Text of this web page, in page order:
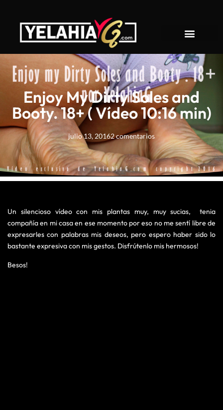
Enjoy My Dirty Soles and
Booty. 18+ ( Vídeo 10:16 min)
julio 13, 20162 comentarios
Un silencioso vídeo con mis plantas muy, muy sucias, tenia
compañía en mi casa en ese momento por eso no me sentí libre de
expresarles con palabras mis deseos, pero espero haber sido lo
bastante expresiva con mis gestos. Disfrútenlo mis hermosos!
Besos!